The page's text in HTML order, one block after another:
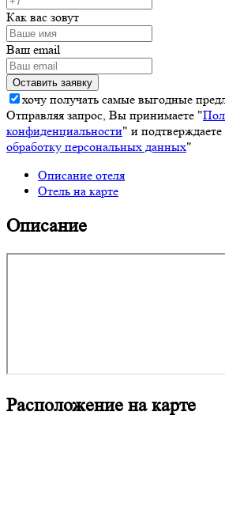
Как вас зовут
Ваш email
хочу получать самые выгодные
Отправляя запрос, Вы принимаете "
конфиденциальности" и подтверждаете
обработку персональных данных"
Описание отеля
Отель на карте
Описание
Расположение на карте